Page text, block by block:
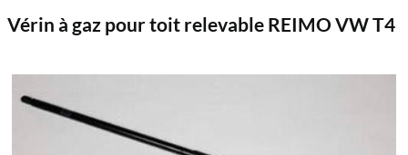
Vérin à gaz pour toit relevable REIMO VW T4